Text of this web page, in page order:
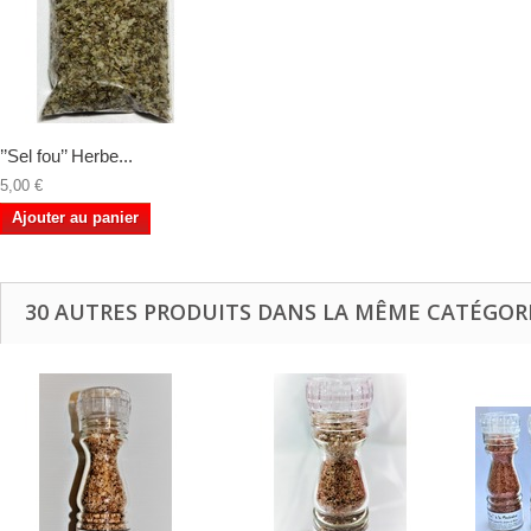
’’Sel fou’’ Herbe...
5,00 €
Ajouter au panier
30 AUTRES PRODUITS DANS LA MÊME